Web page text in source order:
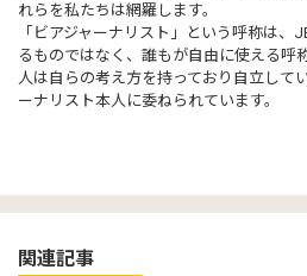
れらを私たちは網羅します。
「ビアジャーナリスト」という呼称は、
るものではなく、誰もが自由に使える呼
人は自らの考え方を持っており自立して
ーナリスト本人に委ねられています。
関連記事